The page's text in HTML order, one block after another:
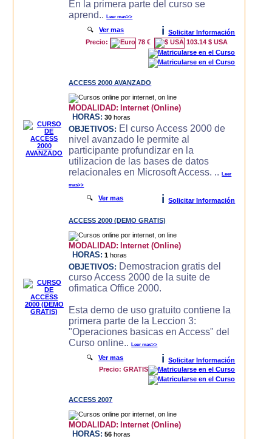
En la primera parte del curso se
aprend..Leer mas>>
🔍Ver mas i
Solicitar Información
Precio:
78 € 103.14 $ USA
ACCESS 2000 AVANZADO
MODALIDAD: Internet (Online)
HORAS: 30 horas
OBJETIVOS: El curso Access 2000 de
nivel avanzado le permite al
participante profundizar en la
utilizacion de las bases de datos
relacionales en Microsoft Access. ..Leer
mas>>
🔍Ver mas i Solicitar Información
ACCESS 2000 (DEMO GRATIS)
MODALIDAD: Internet (Online)
HORAS: 1 horas
OBJETIVOS: Demostracion gratis del
curso Access 2000 de la suite de
ofimatica Office 2000.
Esta demo de uso gratuito contiene la
primera parte de la Leccion 3:
"Operaciones basicas en Access" del
Curso online..Leer mas>>
🔍Ver mas i
Solicitar Información
Precio: GRATIS
ACCESS 2007
MODALIDAD: Internet (Online)
HORAS: 56 horas